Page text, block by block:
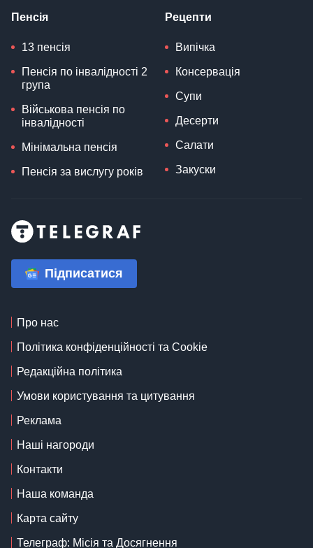
Пенсія
13 пенсія
Пенсія по інвалідності 2
група
Військова пенсія по
інвалідності
Мінімальна пенсія
Пенсія за вислугу років
Рецепти
Випічка
Консервація
Супи
Десерти
Салати
Закуски
Підписатися
Про нас
Політика конфіденційності та Cookie
Редакційна політика
Умови користування та цитування
Реклама
Наші нагороди
Контакти
Наша команда
Карта сайту
Телеграф: Місія та Досягнення